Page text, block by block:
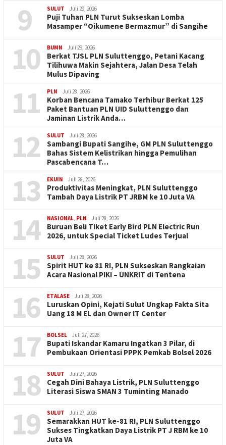
9 SULUT Juli 29, 2026
Puji Tuhan PLN Turut Sukseskan Lomba
Masamper “Oikumene Bermazmur” di Sangihe
10 BUMN Juli 29, 2026
Berkat TJSL PLN Suluttenggo, Petani Kacang
Tilihuwa Makin Sejahtera, Jalan Desa Telah
Mulus Dipaving
11 PLN Juli 28, 2026
Korban Bencana Tamako Terhibur Berkat 125
Paket Bantuan PLN UID Suluttenggo dan
Jaminan Listrik Anda…
12 SULUT Juli 28, 2026
Sambangi Bupati Sangihe, GM PLN Suluttenggo
Bahas Sistem Kelistrikan hingga Pemulihan
Pascabencana T…
13 EKUIN Juli 28, 2026
Produktivitas Meningkat, PLN Suluttenggo
Tambah Daya Listrik PT JRBM ke 10 Juta VA
14 NASIONAL, PLN Juli 28, 2026
Buruan Beli Tiket Early Bird PLN Electric Run
2026, untuk Special Ticket Ludes Terjual
15 SULUT Juli 28, 2026
Spirit HUT ke 81 RI, PLN Sukseskan Rangkaian
Acara Nasional PIKI – UNKRIT di Tentena
16 ETALASE Juli 28, 2026
Luruskan Opini, Kejati Sulut Ungkap Fakta Sita
Uang 18 M EL dan Owner IT Center
17 BOLSEL Juli 27, 2026
Bupati Iskandar Kamaru Ingatkan 3 Pilar, di
Pembukaan Orientasi PPPK Pemkab Bolsel 2026
18 SULUT Juli 27, 2026
Cegah Dini Bahaya Listrik, PLN Suluttenggo
Literasi Siswa SMAN 3 Tuminting Manado
19 SULUT Juli 27, 2026
Semarakkan HUT ke-81 RI, PLN Suluttenggo
Sukses Tingkatkan Daya Listrik PT J RBM ke 10
Juta VA